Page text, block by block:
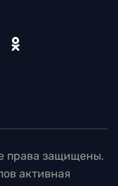
права защищены.
активная